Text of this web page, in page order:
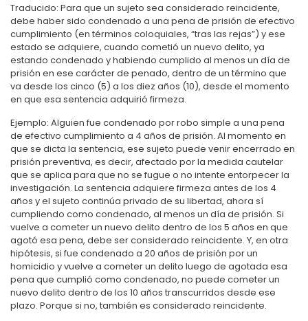
Traducido: Para que un sujeto sea considerado reincidente,
debe haber sido condenado a una pena de prisión de efectivo
cumplimiento (en términos coloquiales, “tras las rejas”) y ese
estado se adquiere, cuando cometió un nuevo delito, ya
estando condenado y habiendo cumplido al menos un día de
prisión en ese carácter de penado, dentro de un término que
va desde los cinco (5) a los diez años (10), desde el momento
en que esa sentencia adquirió firmeza.
Ejemplo: Alguien fue condenado por robo simple a una pena
de efectivo cumplimiento a 4 años de prisión. Al momento en
que se dicta la sentencia, ese sujeto puede venir encerrado en
prisión preventiva, es decir, afectado por la medida cautelar
que se aplica para que no se fugue o no intente entorpecer la
investigación. La sentencia adquiere firmeza antes de los 4
años y el sujeto continúa privado de su libertad, ahora sí
cumpliendo como condenado, al menos un día de prisión. Si
vuelve a cometer un nuevo delito dentro de los 5 años en que
agotó esa pena, debe ser considerado reincidente. Y, en otra
hipótesis, si fue condenado a 20 años de prisión por un
homicidio y vuelve a cometer un delito luego de agotada esa
pena que cumplió como condenado, no puede cometer un
nuevo delito dentro de los 10 años transcurridos desde ese
plazo. Porque si no, también es considerado reincidente.